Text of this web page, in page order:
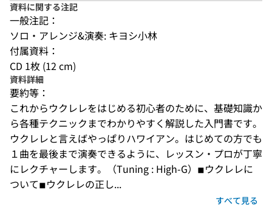
資料に関する注記
一般注記：
ソロ・アレンジ&演奏: キヨシ小林
付属資料：
CD 1枚 (12 cm)
資料詳細
要約等：
これからウクレレをはじめる初心者のために、基礎知識か
ら各種テクニックまでわかりやすく解説した入門書です。
ウクレレと言えばやっぱりハワイアン。はじめての方でも
１曲を最後まで演奏できるように、レッスン・プロが丁寧
にレクチャーします。（Tuning : High-G）◾︎ウクレレに
ついて◾︎ウクレレの正し...
すべて見る